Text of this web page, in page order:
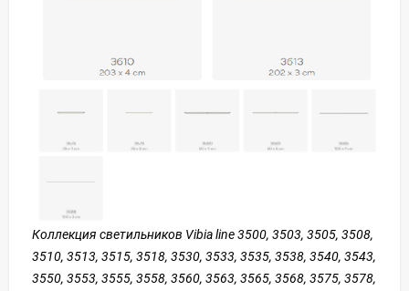
Коллекция светильников Vibia line 3500, 3503, 3505, 3508,
3510, 3513, 3515, 3518, 3530, 3533, 3535, 3538, 3540, 3543,
3550, 3553, 3555, 3558, 3560, 3563, 3565, 3568, 3575, 3578,